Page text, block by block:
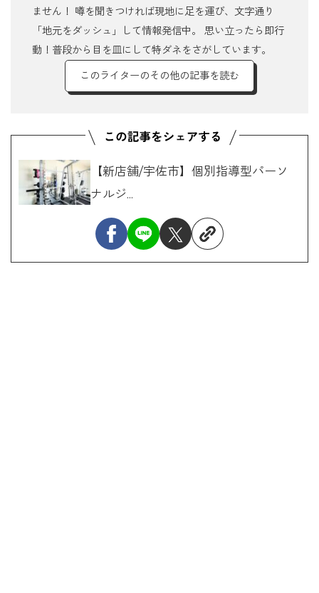
ません！ 噂を聞きつければ現地に足を運び、文字通り
「地元をダッシュ」して情報発信中。 思い立ったら即行
動！普段から目を皿にして特ダネをさがしています。
このライターのその他の記事を読む
【新店舗/宇佐市】個別指導型パーソ
ナルジ...